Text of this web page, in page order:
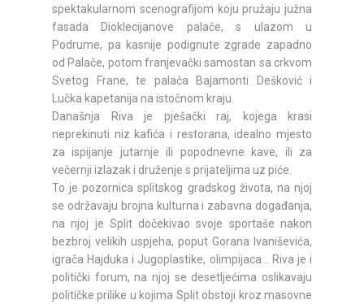
spektakularnom scenografijom koju pružaju južna
fasada Dioklecijanove palače, s ulazom u
Podrume, pa kasnije podignute zgrade zapadno
od Palače, potom franjevački samostan sa crkvom
Svetog Frane, te palača Bajamonti Dešković i
Lučka kapetanija na istočnom kraju.
Današnja Riva je pješački raj, kojega krasi
neprekinuti niz kafića i restorana, idealno mjesto
za ispijanje jutarnje ili popodnevne kave, ili za
večernji izlazak i druženje s prijateljima uz piće.
To je pozornica splitskog gradskog života, na njoj
se održavaju brojna kulturna i zabavna događanja,
na njoj je Split dočekivao svoje sportaše nakon
bezbroj velikih uspjeha, poput Gorana Ivaniševića,
igrača Hajduka i Jugoplastike, olimpijaca... Riva je i
politički forum, na njoj se desetljećima oslikavaju
političke prilike u kojima Split obstoji kroz masovne